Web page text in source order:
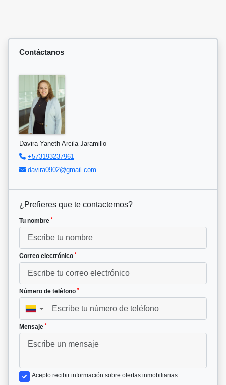
Contáctanos
Davira Yaneth Arcila Jaramillo
+573193237961
davira0902@gmail.com
¿Prefieres que te contactemos?
Tu nombre *
Correo electrónico *
Número de teléfono *
▼
Mensaje *
Acepto recibir información sobre ofertas inmobiliarias